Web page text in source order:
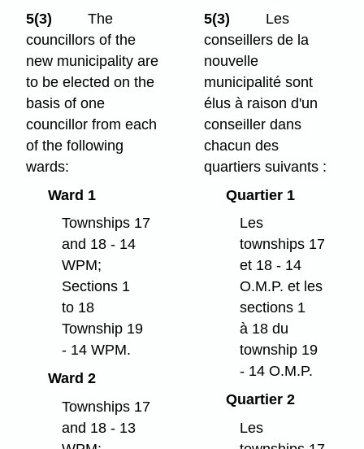
5(3)
The
councillors of the
new municipality are
to be elected on the
basis of one
councillor from each
of the following
wards:
Ward 1
Townships 17
and 18 - 14
WPM;
Sections 1
to 18
Township 19
- 14 WPM.
Ward 2
Townships 17
and 18 - 13
5(3)
Les
conseillers de la
nouvelle
municipalité sont
élus à raison d'un
conseiller dans
chacun des
quartiers suivants :
Quartier 1
Les
townships 17
et 18 - 14
O.M.P. et les
sections 1
à 18 du
township 19
- 14 O.M.P.
Quartier 2
Les